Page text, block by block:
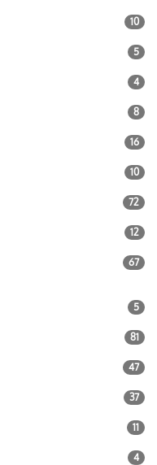
10
5
4
8
16
10
72
12
67
5
81
47
37
11
4